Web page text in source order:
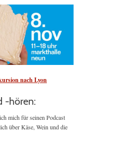
nach Lyon
-hören:
mich für seinen Podcast
über Käse, Wein und die